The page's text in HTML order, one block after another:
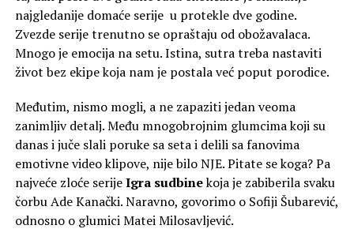
najgledanije domaće serije u protekle dve godine.
Zvezde serije trenutno se opraštaju od obožavalaca.
Mnogo je emocija na setu. Istina, sutra treba nastaviti
život bez ekipe koja nam je postala već poput porodice.
Međutim, nismo mogli, a ne zapaziti jedan veoma
zanimljiv detalj. Među mnogobrojnim glumcima koji su
danas i juče slali poruke sa seta i delili sa fanovima
emotivne video klipove, nije bilo NJE. Pitate se koga? Pa
najveće zloće serijeIgra sudbinekoja je zabiberila svaku
čorbu Ade Kanački. Naravno, govorimo o Sofiji Šubarević,
odnosno o glumici Matei Milosavljević.